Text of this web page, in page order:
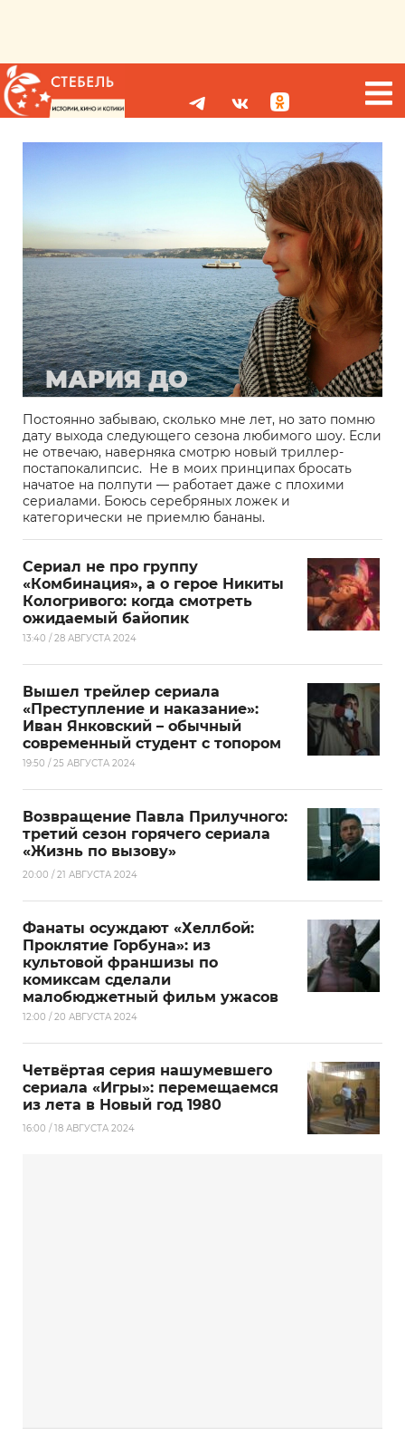
МАРИЯ ДО
Постоянно забываю, сколько мне лет, но зато помню
дату выхода следующего сезона любимого шоу. Если
не отвечаю, наверняка смотрю новый триллер-
постапокалипсис. Не в моих принципах бросать
начатое на полпути — работает даже с плохими
сериалами. Боюсь серебряных ложек и
категорически не приемлю бананы.
Сериал не про группу
«Комбинация», а о герое Никиты
Кологривого: когда смотреть
ожидаемый байопик
13:40 / 28 АВГУСТА 2024
Вышел трейлер сериала
«Преступление и наказание»:
Иван Янковский – обычный
современный студент с топором
19:50 / 25 АВГУСТА 2024
Возвращение Павла Прилучного:
третий сезон горячего сериала
«Жизнь по вызову»
20:00 / 21 АВГУСТА 2024
Фанаты осуждают «Хеллбой:
Проклятие Горбуна»: из
культовой франшизы по
комиксам сделали
малобюджетный фильм ужасов
12:00 / 20 АВГУСТА 2024
Четвёртая серия нашумевшего
сериала «Игры»: перемещаемся
из лета в Новый год 1980
16:00 / 18 АВГУСТА 2024